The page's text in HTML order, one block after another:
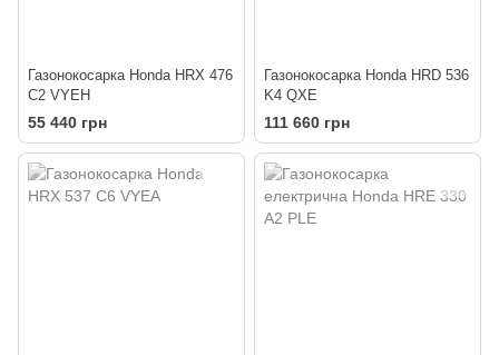
Газонокосарка Honda HRX 476
C2 VYEH
55 440 грн
Газонокосарка Honda HRD 536
K4 QXE
111 660 грн